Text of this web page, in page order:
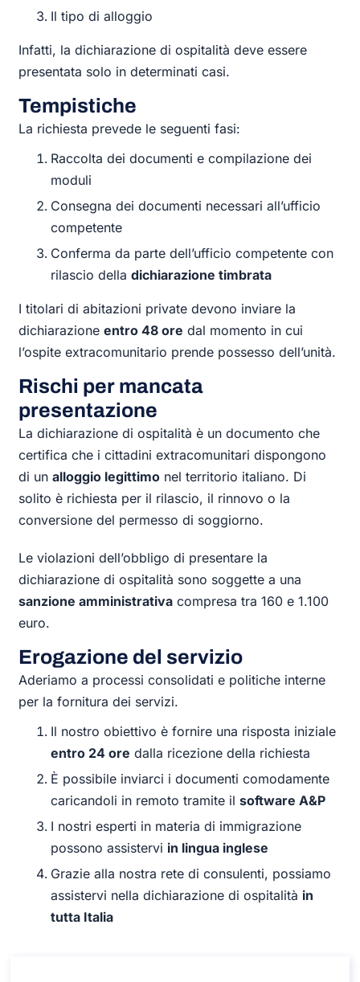
Il tipo di alloggio
Infatti, la dichiarazione di ospitalità deve essere
presentata solo in determinati casi.
Tempistiche
La richiesta prevede le seguenti fasi:
Raccolta dei documenti e compilazione dei
moduli
Consegna dei documenti necessari all’ufficio
competente
Conferma da parte dell’ufficio competente con
rilascio delladichiarazione timbrata
I titolari di abitazioni private devono inviare la
dichiarazioneentro 48 ore dal momento in cui
l’ospite extracomunitario prende possesso dell’unità.
Rischi per mancata
presentazione
La dichiarazione di ospitalità è un documento che
certifica che i cittadini extracomunitari dispongono
di unalloggio legittimo nel territorio italiano. Di
solito è richiesta per il rilascio, il rinnovo o la
conversione del permesso di soggiorno.
Le violazioni dell’obbligo di presentare la
dichiarazione di ospitalità sono soggette a una
sanzione amministrativa compresa tra 160 e 1.100
euro.
Erogazione del servizio
Aderiamo a processi consolidati e politiche interne
per la fornitura dei servizi.
Il nostro obiettivo è fornire una risposta iniziale
entro 24 ore dalla ricezione della richiesta
È possibile inviarci i documenti comodamente
caricandoli in remoto tramite ilsoftware A&P
I nostri esperti in materia di immigrazione
possono assistervi in lingua inglese
Grazie alla nostra rete di consulenti, possiamo
assistervi nella dichiarazione di ospitalità in
tutta Italia